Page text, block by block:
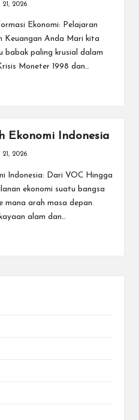
21, 2026
Ekonomi: Pelajaran
Keuangan Anda Mari kita
babak paling krusial dalam
Moneter 1998 dan…
Ekonomi Indonesia
21, 2026
Indonesia: Dari VOC Hingga
ekonomi suatu bangsa
mana arah masa depan.
alam dan…